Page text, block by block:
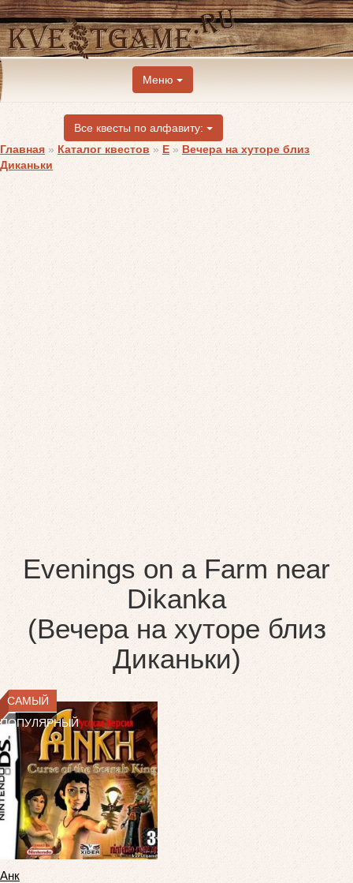
Меню
Все квесты по алфавиту:
Главная » Каталог квестов » E » Вечера на хуторе близ
Диканьки
Evenings on a Farm near
Dikanka
(Вечера на хуторе близ
Диканьки)
САМЫЙ
ПОПУЛЯРНЫЙ
Анк